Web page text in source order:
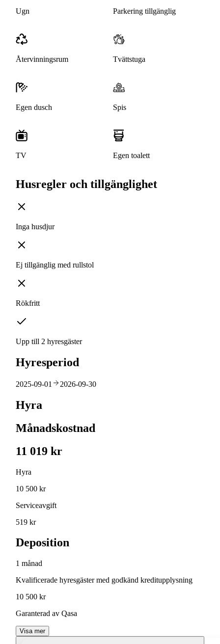
Ugn Parkering tillgänglig
Återvinningsrum Tvättstuga
Egen dusch Spis
TV Egen toalett
Husregler och tillgänglighet
Inga husdjur
Ej tillgänglig med rullstol
Rökfritt
Upp till 2 hyresgäster
Hyresperiod
2025-09-01 2026-09-30
Hyra
Månadskostnad
11 019 kr
Hyra
10 500 kr
Serviceavgift
519 kr
Deposition
1 månad
Kvalificerade hyresgäster med godkänd kreditupplysning
10 500 kr
Garanterad av Qasa
Visa mer